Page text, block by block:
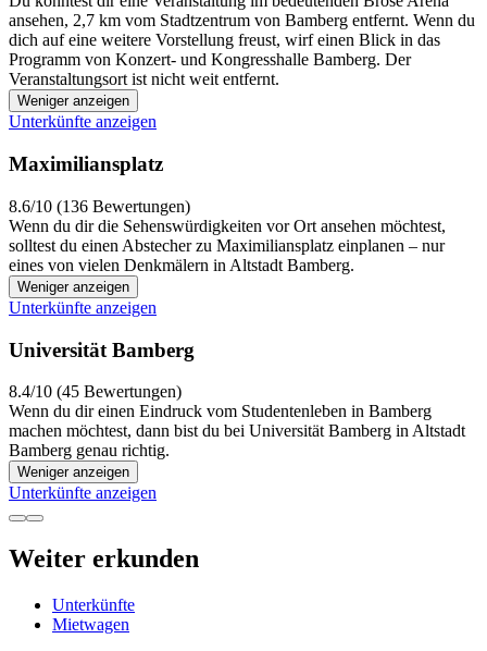
ansehen, 2,7 km vom Stadtzentrum von Bamberg entfernt. Wenn du
dich auf eine weitere Vorstellung freust, wirf einen Blick in das
Programm von Konzert- und Kongresshalle Bamberg. Der
Veranstaltungsort ist nicht weit entfernt.
Weniger anzeigen
Unterkünfte anzeigen
Maximiliansplatz
8.6/10 (136 Bewertungen)
Wenn du dir die Sehenswürdigkeiten vor Ort ansehen möchtest,
solltest du einen Abstecher zu Maximiliansplatz einplanen – nur
eines von vielen Denkmälern in Altstadt Bamberg.
Weniger anzeigen
Unterkünfte anzeigen
Universität Bamberg
8.4/10 (45 Bewertungen)
Wenn du dir einen Eindruck vom Studentenleben in Bamberg
machen möchtest, dann bist du bei Universität Bamberg in Altstadt
Bamberg genau richtig.
Weniger anzeigen
Unterkünfte anzeigen
Weiter erkunden
Unterkünfte
Mietwagen